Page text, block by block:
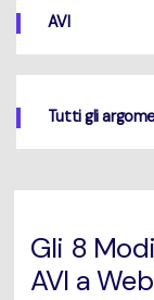
Masterizzare
Novità
AVI
Tutti gli
Gli 8
AVI a